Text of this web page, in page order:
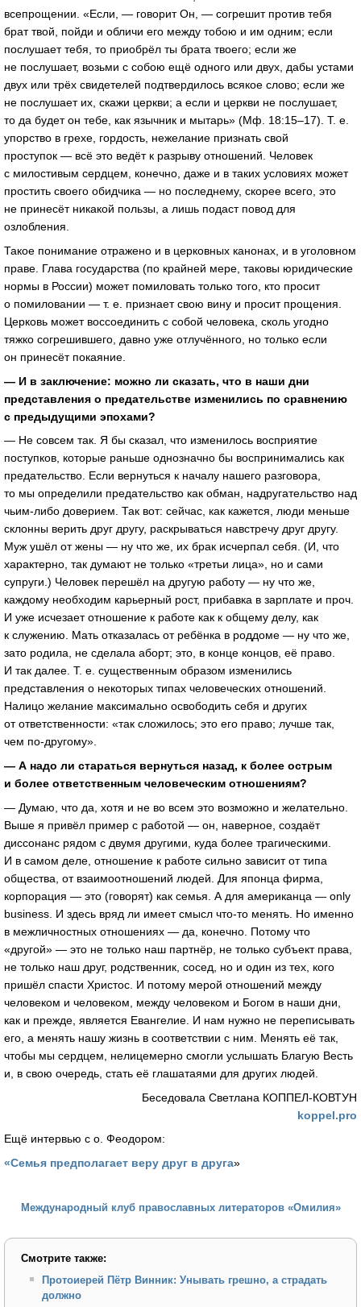
всепрощении. «Если, — говорит Он, — согрешит против тебя
брат твой, пойди и обличи его между тобою и им одним; если
послушает тебя, то приобрёл ты брата твоего; если же
не послушает, возьми с собою ещё одного или двух, дабы устами
двух или трёх свидетелей подтвердилось всякое слово; если же
не послушает их, скажи церкви; а если и церкви не послушает,
то да будет он тебе, как язычник и мытарь» (Мф. 18:15–17). Т. е.
упорство в грехе, гордость, нежелание признать свой
проступок — всё это ведёт к разрыву отношений. Человек
с милостивым сердцем, конечно, даже и в таких условиях может
простить своего обидчика — но последнему, скорее всего, это
не принесёт никакой пользы, а лишь подаст повод для
озлобления.
Такое понимание отражено и в церковных канонах, и в уголовном
праве. Глава государства (по крайней мере, таковы юридические
нормы в России) может помиловать только того, кто просит
о помиловании — т. е. признает свою вину и просит прощения.
Церковь может воссоединить с собой человека, сколь угодно
тяжко согрешившего, давно уже отлучённого, но только если
он принесёт покаяние.
— И в заключение: можно ли сказать, что в наши дни
представления о предательстве изменились по сравнению
с предыдущими эпохами?
— Не совсем так. Я бы сказал, что изменилось восприятие
поступков, которые раньше однозначно бы воспринимались как
предательство. Если вернуться к началу нашего разговора,
то мы определили предательство как обман, надругательство над
чьим-либо доверием. Так вот: сейчас, как кажется, люди меньше
склонны верить друг другу, раскрываться навстречу друг другу.
Муж ушёл от жены — ну что же, их брак исчерпал себя. (И, что
характерно, так думают не только «третьи лица», но и сами
супруги.) Человек перешёл на другую работу — ну что же,
каждому необходим карьерный рост, прибавка в зарплате и проч.
И уже исчезает отношение к работе как к общему делу, как
к служению. Мать отказалась от ребёнка в роддоме — ну что же,
зато родила, не сделала аборт; это, в конце концов, её право.
И так далее. Т. е. существенным образом изменились
представления о некоторых типах человеческих отношений.
Налицо желание максимально освободить себя и других
от ответственности: «так сложилось; это его право; лучше так,
чем по-другому».
— А надо ли стараться вернуться назад, к более острым
и более ответственным человеческим отношениям?
— Думаю, что да, хотя и не во всем это возможно и желательно.
Выше я привёл пример с работой — он, наверное, создаёт
диссонанс рядом с двумя другими, куда более трагическими.
И в самом деле, отношение к работе сильно зависит от типа
общества, от взаимоотношений людей. Для японца фирма,
корпорация — это (говорят) как семья. А для американца — only
business. И здесь вряд ли имеет смысл что-то менять. Но именно
в межличностных отношениях — да, конечно. Потому что
«другой» — это не только наш партнёр, не только субъект права,
не только наш друг, родственник, сосед, но и один из тех, кого
пришёл спасти Христос. И потому мерой отношений между
человеком и человеком, между человеком и Богом в наши дни,
как и прежде, является Евангелие. И нам нужно не переписывать
его, а менять нашу жизнь в соответствии с ним. Менять её так,
чтобы мы сердцем, нелицемерно смогли услышать Благую Весть
и, в свою очередь, стать её глашатаями для других людей.
Беседовала Светлана КОППЕЛ-КОВТУН
koppel.pro
Ещё интервью с о. Феодором:
«Семья предполагает веру друг в друга»
Международный клуб православных литераторов «Омилия»
Смотрите также:
Протоиерей Пётр Винник: Унывать грешно, а страдать
должно